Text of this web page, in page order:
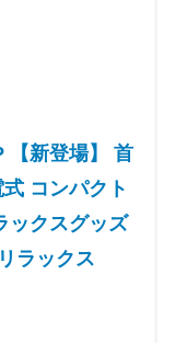
【新登場】 首
コンパクト
ックスグッズ
ラックス